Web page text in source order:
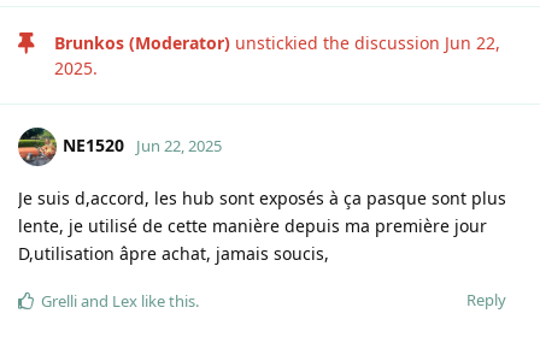
Brunkos (Moderator) unstickied the discussion Jun 22,
2025.
NE1520 Jun 22, 2025
Je suis d,accord, les hub sont exposés à ça pasque sont plus
lente, je utilisé de cette manière depuis ma première jour
D,utilisation âpre achat, jamais soucis,
Reply
Grelliand Lex like this.